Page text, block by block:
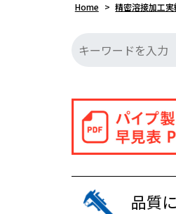
Home > 精密溶接加工実
品質